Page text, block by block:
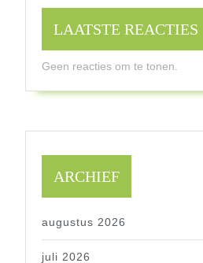
LAATSTE REACTIES
Geen reacties om te tonen.
ARCHIEF
augustus 2026
juli 2026